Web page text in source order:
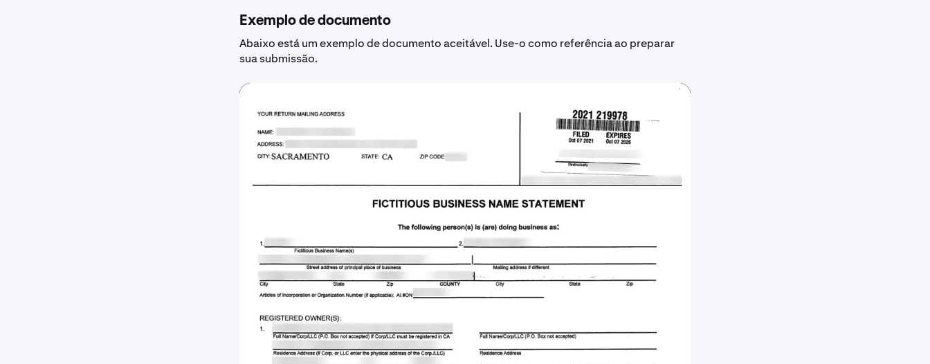
Exemplo de documento
Abaixo está um exemplo de documento aceitável. Use-o como referência ao preparar
sua submissão.